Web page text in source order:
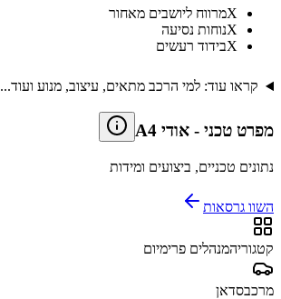
Xמרווח ליושבים מאחור
Xנוחות נסיעה
Xבידוד רעשים
קראו עוד: למי הרכב מתאים, עיצוב, מנוע ועוד...
מפרט טכני - אודי A4
נתונים טכניים, ביצועים ומידות
השוו גרסאות
קטגוריהמנהלים פרימיום
מרכבסדאן